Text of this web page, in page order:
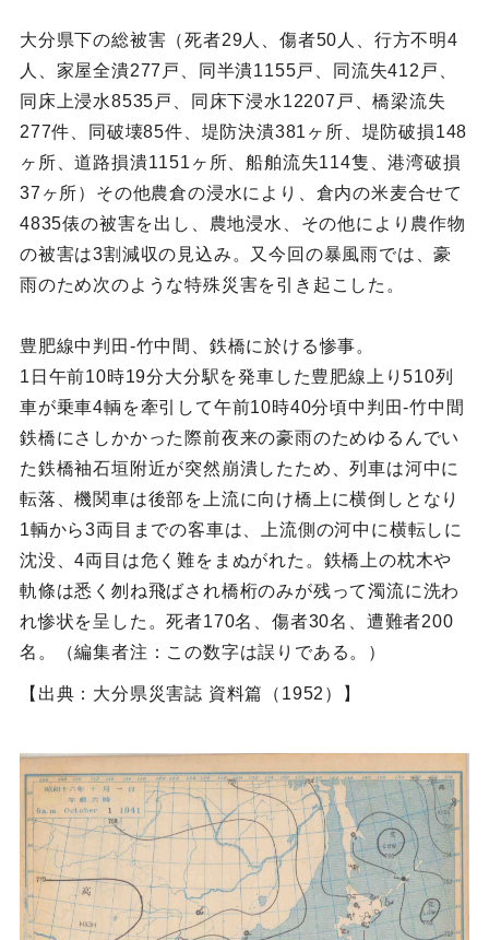
大分県下の総被害（死者29人、傷者50人、行方不明4
人、家屋全潰277戸、同半潰1155戸、同流失412戸、
同床上浸水8535戸、同床下浸水12207戸、橋梁流失
277件、同破壊85件、堤防決潰381ヶ所、堤防破損148
ヶ所、道路損潰1151ヶ所、船舶流失114隻、港湾破損
37ヶ所）その他農倉の浸水により、倉内の米麦合せて
4835俵の被害を出し、農地浸水、その他により農作物
の被害は3割減収の見込み。又今回の暴風雨では、豪
雨のため次のような特殊災害を引き起こした。
豊肥線中判田‐竹中間、鉄橋に於ける惨事。
1日午前10時19分大分駅を発車した豊肥線上り510列
車が乗車4輌を牽引して午前10時40分頃中判田‐竹中間
鉄橋にさしかかった際前夜来の豪雨のためゆるんでい
た鉄橋袖石垣附近が突然崩潰したため、列車は河中に
転落、機関車は後部を上流に向け橋上に横倒しとなり
1輌から3両目までの客車は、上流側の河中に横転しに
沈没、4両目は危く難をまぬがれた。鉄橋上の枕木や
軌條は悉く刎ね飛ばされ橋桁のみが残って濁流に洗わ
れ惨状を呈した。死者170名、傷者30名、遭難者200
名。（編集者注：この数字は誤りである。）
【出典：大分県災害誌 資料篇（1952）】